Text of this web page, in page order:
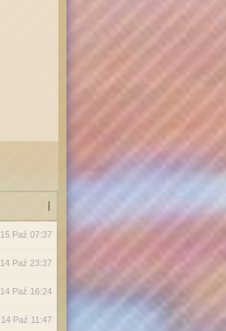
|
15 Paź 07:37
14 Paź 23:37
14 Paź 16:24
14 Paź 11:47